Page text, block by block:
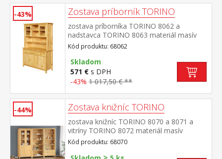
-43% Zostava príborník TORINO
zostava príborníka TORINO 8062 a
nadstavca TORINO 8063 materiál masív
borovica, lakované prevedenie príborník: 3
dvere, 3 zásuvky s kovovými
pojazdmi nadstavec: dvoje presklené
dvierka rozmer príborníka (š/h/v) 129 × 40 ×
80 cm rozmer nadstavca (š/h/v) 129 × 33 ×
Kód produktu: 68062
Skladom
571 € s DPH
-43% 1 017,50 € **
-44% Zostava knižníc TORINO
zostava knižníc TORINO 8070 a 8071 a
vitríny TORINO 8072 materiál masív
borovica, lakované prevedenie knižnica
8070: štyri police knižnica 8071: tri police,
Kód produktu: 68070